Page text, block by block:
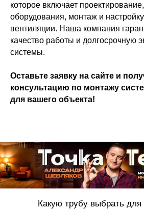
которое включает
оборудования, монтаж и
вентиляции. Наша компания
качество работы и долгосрочную
системы.
Оставьте заявку на сайте и
консультацию по монтажу
для вашего объекта!
Какую трубу выбрать для